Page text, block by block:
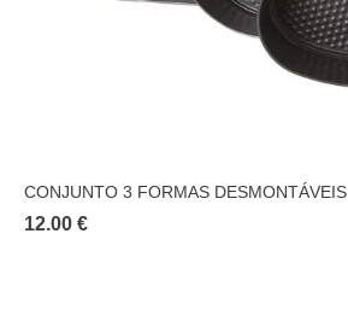
CONJUNTO 3 FORMAS DESMONTÁVEIS
12.00 €